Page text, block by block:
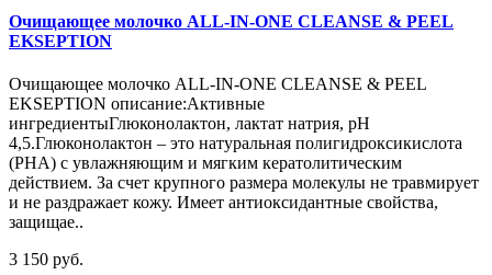
Очищающее молочко ALL-IN-ONE CLEANSE & PEEL
EKSEPTION
Очищающее молочко ALL-IN-ONE CLEANSE & PEEL
EKSEPTION описание:Активные
ингредиентыГлюконолактон, лактат натрия, pH
4,5.Глюконолактон – это натуральная полигидроксикислота
(PHA) с увлажняющим и мягким кератолитическим
действием. За счет крупного размера молекулы не травмирует
и не раздражает кожу. Имеет антиоксидантные свойства,
защищае..
3 150 руб.